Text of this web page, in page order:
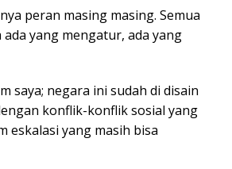
peran masing masing. Semua
yang mengatur, ada yang
saya; negara ini sudah di disain
konflik-konflik sosial yang
eskalasi yang masih bisa